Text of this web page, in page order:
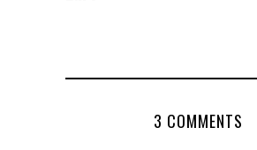
3 COMMENTS